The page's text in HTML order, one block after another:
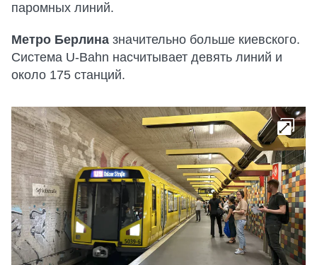
паромных линий.
Метро Берлина значительно больше киевского.
Система U-Bahn насчитывает девять линий и
около 175 станций.